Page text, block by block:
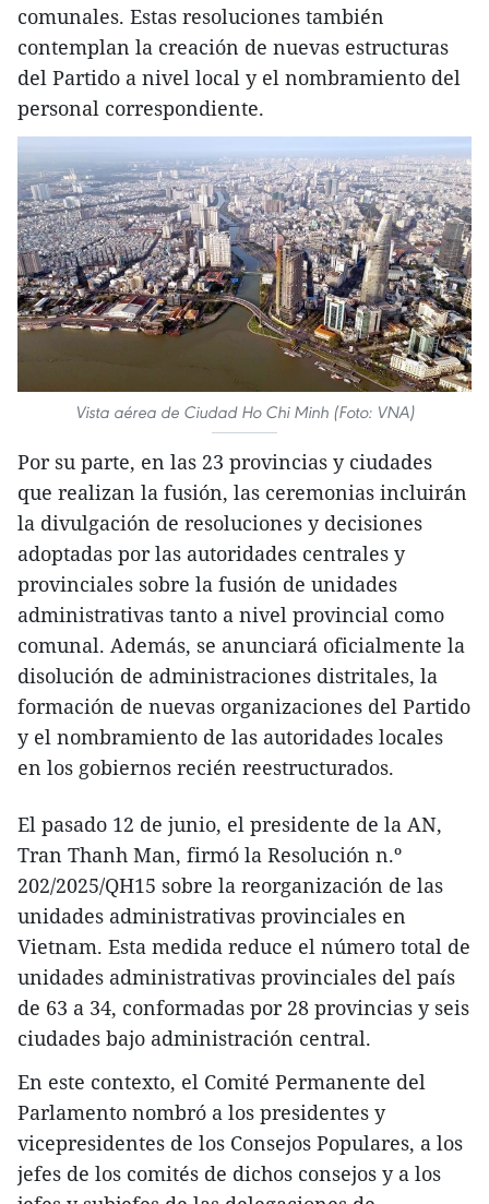
comunales. Estas resoluciones también
contemplan la creación de nuevas estructuras
del Partido a nivel local y el nombramiento del
personal correspondiente.
Vista aérea de Ciudad Ho Chi Minh (Foto: VNA)
Por su parte, en las 23 provincias y ciudades
que realizan la fusión, las ceremonias incluirán
la divulgación de resoluciones y decisiones
adoptadas por las autoridades centrales y
provinciales sobre la fusión de unidades
administrativas tanto a nivel provincial como
comunal. Además, se anunciará oficialmente la
disolución de administraciones distritales, la
formación de nuevas organizaciones del Partido
y el nombramiento de las autoridades locales
en los gobiernos recién reestructurados.
El pasado 12 de junio, el presidente de la AN,
Tran Thanh Man, firmó la Resolución n.º
202/2025/QH15 sobre la reorganización de las
unidades administrativas provinciales en
Vietnam. Esta medida reduce el número total de
unidades administrativas provinciales del país
de 63 a 34, conformadas por 28 provincias y seis
ciudades bajo administración central.
En este contexto, el Comité Permanente del
Parlamento nombró a los presidentes y
vicepresidentes de los Consejos Populares, a los
jefes de los comités de dichos consejos y a los